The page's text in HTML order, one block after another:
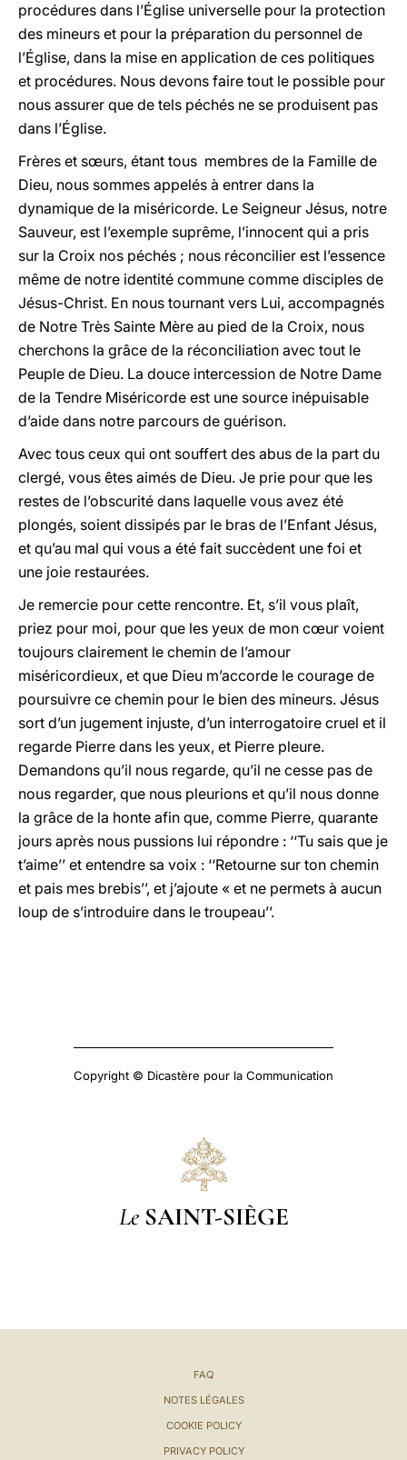
procédures dans l’Église universelle pour la protection
des mineurs et pour la préparation du personnel de
l’Église, dans la mise en application de ces politiques
et procédures. Nous devons faire tout le possible pour
nous assurer que de tels péchés ne se produisent pas
dans l’Église.
Frères et sœurs, étant tous membres de la Famille de
Dieu, nous sommes appelés à entrer dans la
dynamique de la miséricorde. Le Seigneur Jésus, notre
Sauveur, est l’exemple suprême, l’innocent qui a pris
sur la Croix nos péchés ; nous réconcilier est l’essence
même de notre identité commune comme disciples de
Jésus-Christ. En nous tournant vers Lui, accompagnés
de Notre Très Sainte Mère au pied de la Croix, nous
cherchons la grâce de la réconciliation avec tout le
Peuple de Dieu. La douce intercession de Notre Dame
de la Tendre Miséricorde est une source inépuisable
d’aide dans notre parcours de guérison.
Avec tous ceux qui ont souffert des abus de la part du
clergé, vous êtes aimés de Dieu. Je prie pour que les
restes de l’obscurité dans laquelle vous avez été
plongés, soient dissipés par le bras de l’Enfant Jésus,
et qu’au mal qui vous a été fait succèdent une foi et
une joie restaurées.
Je remercie pour cette rencontre. Et, s’il vous plaît,
priez pour moi, pour que les yeux de mon cœur voient
toujours clairement le chemin de l’amour
miséricordieux, et que Dieu m’accorde le courage de
poursuivre ce chemin pour le bien des mineurs. Jésus
sort d’un jugement injuste, d’un interrogatoire cruel et il
regarde Pierre dans les yeux, et Pierre pleure.
Demandons qu’il nous regarde, qu’il ne cesse pas de
nous regarder, que nous pleurions et qu’il nous donne
la grâce de la honte afin que, comme Pierre, quarante
jours après nous pussions lui répondre : ‘‘Tu sais que je
t’aime’’ et entendre sa voix : ‘‘Retourne sur ton chemin
et pais mes brebis’’, et j’ajoute « et ne permets à aucun
loup de s’introduire dans le troupeau’’.
Copyright © Dicastère pour la Communication
Le SAINT-SIÈGE
FAQ
NOTES LÉGALES
COOKIE POLICY
PRIVACY POLICY